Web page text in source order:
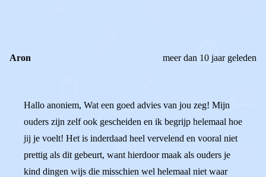
Aron meer dan 10 jaar geleden
Hallo anoniem, Wat een goed advies van jou zeg! Mijn
ouders zijn zelf ook gescheiden en ik begrijp helemaal hoe
jij je voelt! Het is inderdaad heel vervelend en vooral niet
prettig als dit gebeurt, want hierdoor maak als ouders je
kind dingen wijs die misschien wel helemaal niet waar